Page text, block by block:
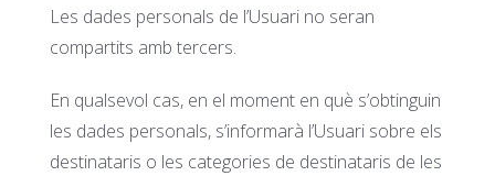
Les dades personals de l’Usuari no seran
compartits amb tercers.
En qualsevol cas, en el moment en què s’obtinguin
les dades personals, s’informarà l’Usuari sobre els
destinataris o les categories de destinataris de les